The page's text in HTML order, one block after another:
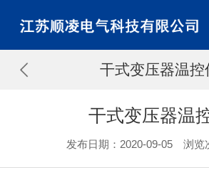
干式变压器温控
干式变压器温
发布日期：2020-09-05 浏览